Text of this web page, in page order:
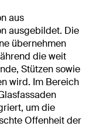
aus
ausgebildet. Die
übernehmen
die weit
Stützen sowie
wird. Im Bereich
um die
Offenheit der